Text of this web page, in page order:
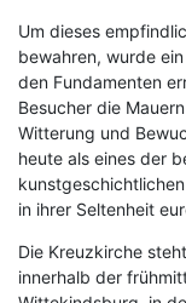
Um dieses
bewahren, wurde
den Fundamenten
Besucher die
Witterung und
heute als eines der
in ihrer Seltenheit
Die Kreuzkirche
innerhalb der